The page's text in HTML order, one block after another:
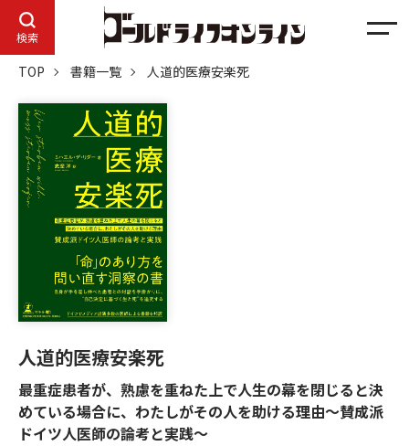
検索
メ
TOP 書籍一覧 人道的医療安楽死
人道的医療安楽死
最重症患者が、熟慮を重ねた上で人生の幕を閉じると決
めている場合に、わたしがその人を助ける理由～賛成派
ドイツ人医師の論考と実践～